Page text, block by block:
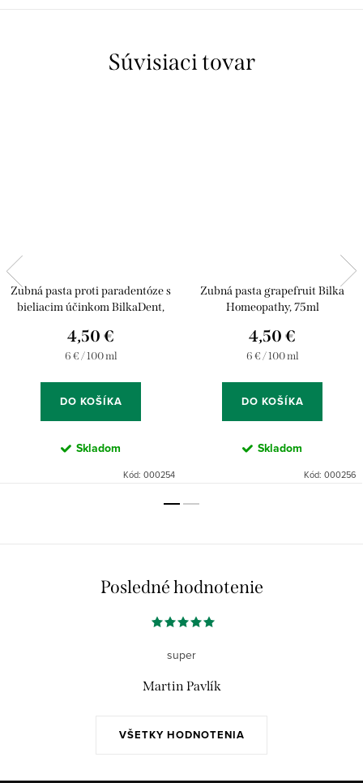
Súvisiaci tovar
Zubná pasta proti paradentóze s
bieliacim účinkom BilkaDent,
4,50 €
Jednotková
6 € / 100 ml
DO KOŠÍKA
Skladom
Kód: 000254
Zubná pasta grapefruit Bilka
Homeopathy, 75ml
4,50 €
Jednotková
6 € / 100 ml
DO KOŠÍKA
Skladom
Kód: 000256
Posledné hodnotenie
VŠETKY HODNOTENIA
super
Martin Pavlík